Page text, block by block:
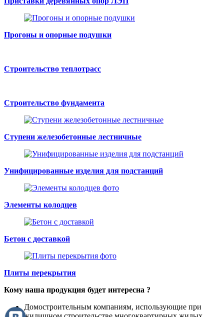
Прогоны и опорные подушки
Строительство теплотрасс
Строительство фундамента
Ступени железобетонные лестничные
Унифицированные изделия для подстанций
Элементы колодцев
Бетон с доставкой
Плиты перекрытия
Кому наша продукция будет интересна ?
Домостроительным компаниям, использующие при